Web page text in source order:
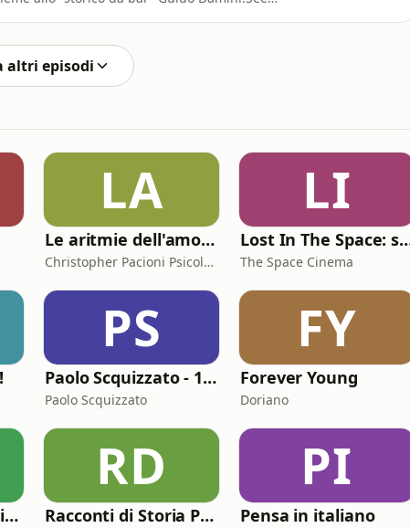
altri episodi
LA
Le aritmie dell'amore. Palpitazioni e tachicardia dei legami affettivi
Christopher Pacioni Psicologo
LI
Lost In The
The Space Cinema
PS
Paolo Scquizzato - 1/2 ora con donPi
Paolo Scquizzato
FY
Forever Young
Doriano
Comici Che Consigliano Cose
RD
Racconti di Storia Podcast
PI
Pensa in italiano